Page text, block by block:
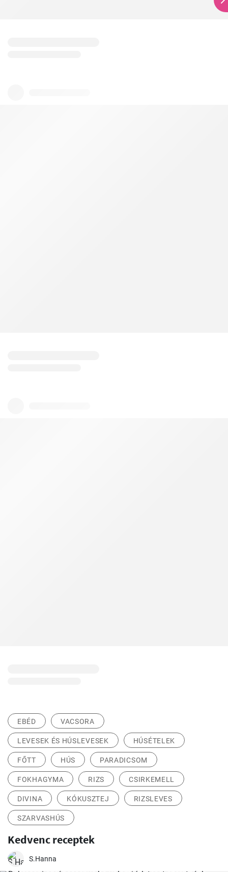
EBÉD VACSORA
LEVESEK ÉS HÚSLEVESEK HÚSÉTELEK
FŐTT HÚS PARADICSOM
FOKHAGYMA RIZS CSIRKEMELL
DIVINA KÓKUSZTEJ RIZSLEVES
SZARVASHÚS
Kedvenc receptek
S.Hanna